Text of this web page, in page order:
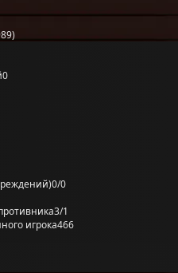
0
0/0
3/1
игрока466